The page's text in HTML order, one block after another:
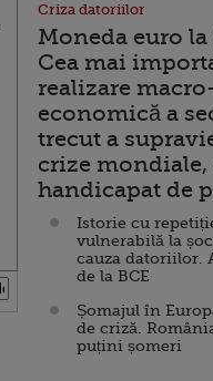
Criza datoriilor
Moneda euro la
Cea mai
realizare
economică a
trecut a
crize mondiale,
handicapat de
Istorie cu
vulnerabilă la
cauza datoriilor.
de la BCE
Șomajul în
de criză.
puțini șomeri